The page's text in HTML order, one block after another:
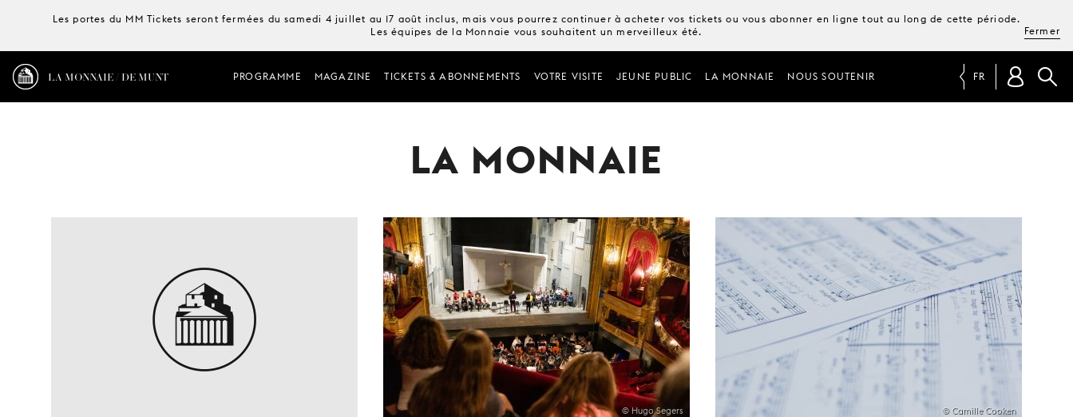
Les portes du MM Tickets seront fermées du samedi 4 juillet au 17 août inclus, mais vous pourrez continuer à acheter vos tickets ou vous abonner en ligne tout au long de cette période.
Les équipes de la Monnaie vous souhaitent un merveilleux été.
Fermer
LA MONNAIE / DE MUNT PROGRAMME MAGAZINE TICKETS & ABONNEMENTS VOTRE VISITE JEUNE PUBLIC LA MONNAIE NOUS SOUTENIR FR
LA MONNAIE
© Hugo Segers © Camille Cooken